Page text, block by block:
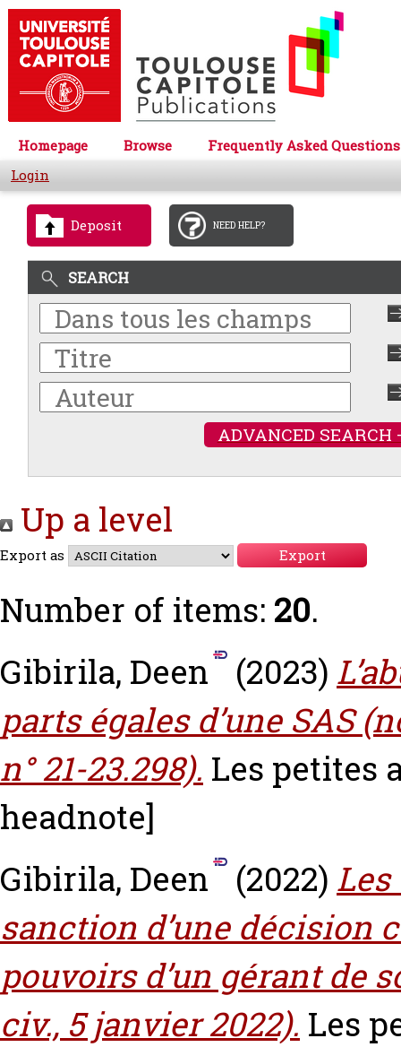
Homepage Browse
Frequently Asked Questions
Login
Deposit NEED HELP?
SEARCH
ADVANCED SEARCH
Up a level
Export as
Number of items: 20.
Gibirila, Deen
(2023)
parts égales d’une SAS
n° 21-23.298). Les petites
headnote]
Gibirila, Deen
(2022)
sanction d’une décision
pouvoirs d’un gérant de
civ., 5 janvier 2022). Les